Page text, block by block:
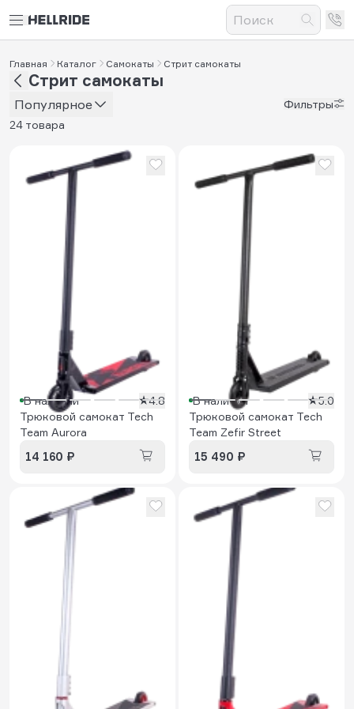
Главная Каталог Самокаты Стрит самокаты
Стрит самокаты
Популярное
Фильтры
24 товара
В наличии
4.8
Трюковой самокат Tech
Team Aurora
14 160 ₽
В наличии
5.0
Трюковой самокат Tech
Team Zefir Street
15 490 ₽